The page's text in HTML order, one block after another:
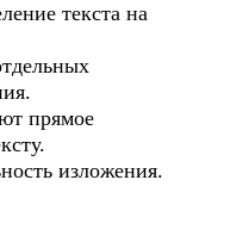
текста на
прямое
изложения.